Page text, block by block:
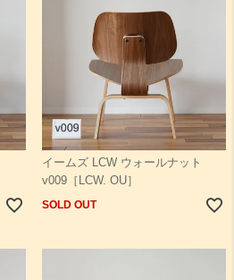
イームズ LCW ウォールナット
v009［LCW. OU］
SOLD OUT